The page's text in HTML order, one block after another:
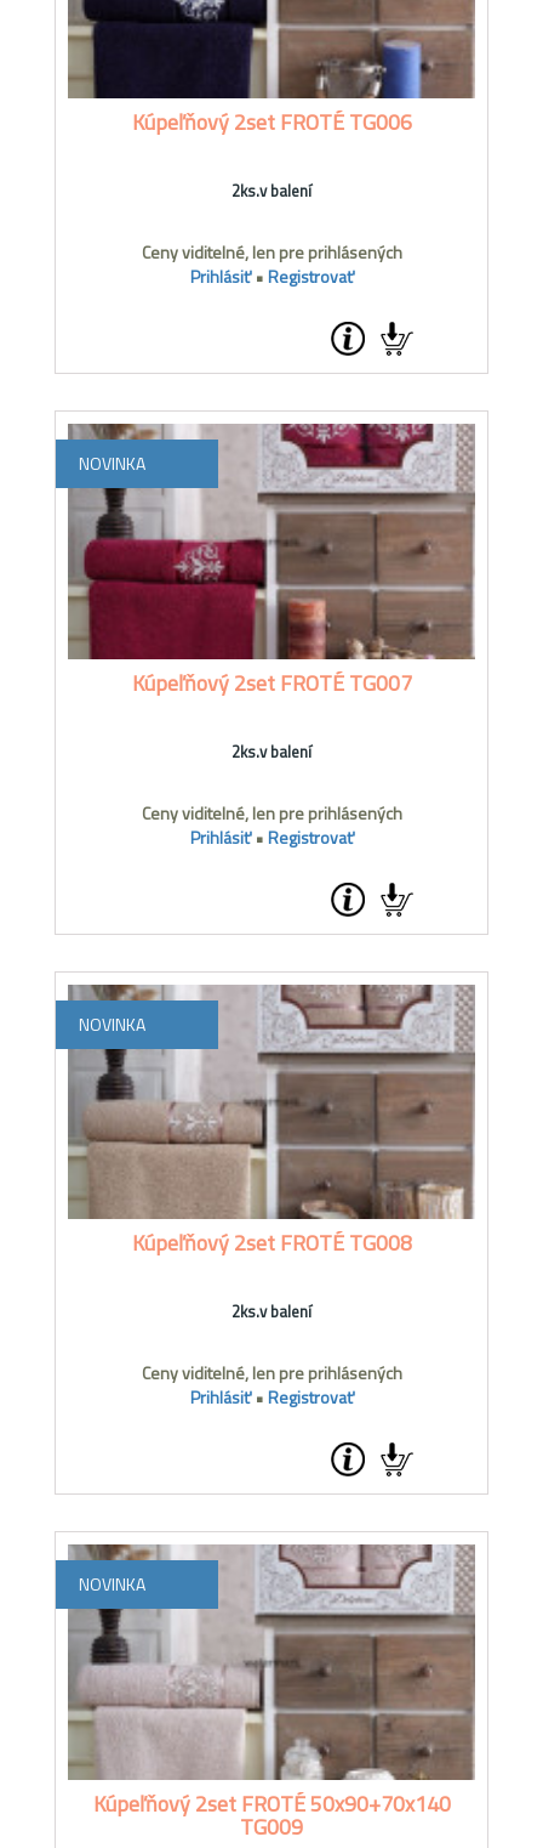
Kúpeľňový 2set FROTÉ TG006
2ks.v balení
Ceny viditelné, len pre prihlásených
Prihlásiť•Registrovať
NOVINKA
Kúpeľňový 2set FROTÉ TG007
2ks.v balení
Ceny viditelné, len pre prihlásených
Prihlásiť•Registrovať
NOVINKA
Kúpeľňový 2set FROTÉ TG008
2ks.v balení
Ceny viditelné, len pre prihlásených
Prihlásiť•Registrovať
NOVINKA
Kúpeľňový 2set FROTÉ 50x90+70x140
TG009